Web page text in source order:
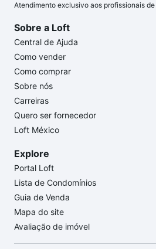
Atendimento exclusivo aos profissionais de
Sobre a Loft
Central de Ajuda
Como vender
Como comprar
Sobre nós
Carreiras
Quero ser fornecedor
Loft México
Explore
Portal Loft
Lista de Condomínios
Guia de Venda
Mapa do site
Avaliação de imóvel